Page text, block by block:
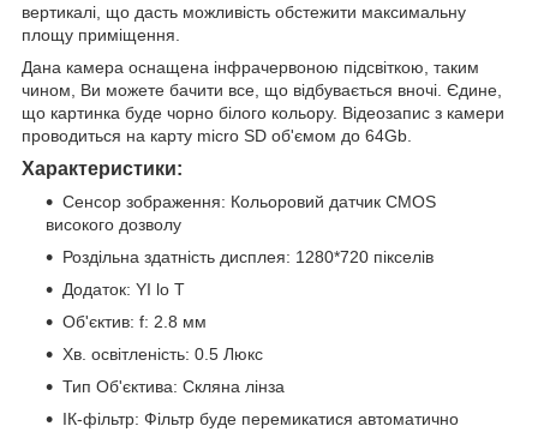
вертикалі, що дасть можливість обстежити максимальну
площу приміщення.
Дана камера оснащена інфрачервоною підсвіткою, таким
чином, Ви можете бачити все, що відбувається вночі. Єдине,
що картинка буде чорно білого кольору. Відеозапис з камери
проводиться на карту micro SD об'ємом до 64Gb.
Характеристики:
Сенсор зображення: Кольоровий датчик CMOS
високого дозволу
Роздільна здатність дисплея: 1280*720 пікселів
Додаток: YI lo T
Об'єктив: f: 2.8 мм
Хв. освітленість: 0.5 Люкс
Тип Об'єктива: Скляна лінза
ІК-фільтр: Фільтр буде перемикатися автоматично